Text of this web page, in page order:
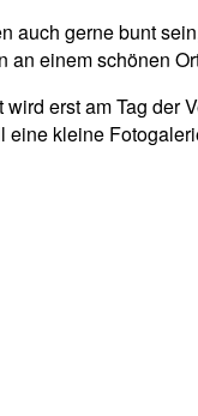
gerne bunt
einem schönen
erst am Tag
kleine